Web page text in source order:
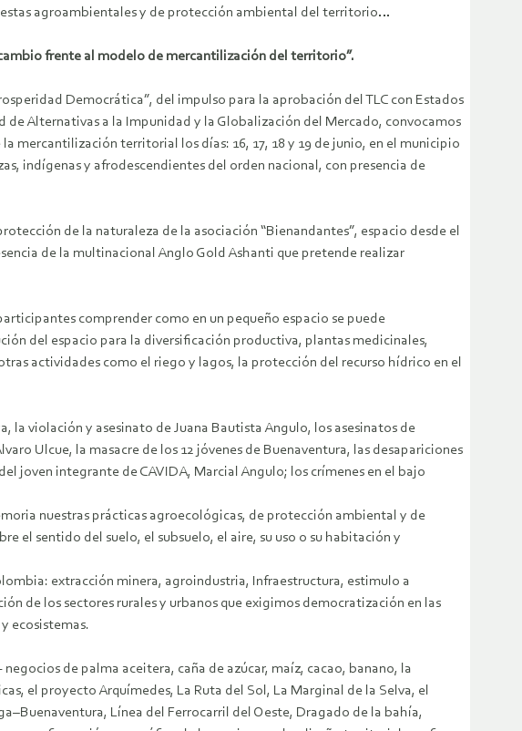
agroambientales y de protección ambiental del territorio…
frente al modelo de mercantilización del territorio”.
Democrática”, del impulso para la aprobación del TLC con Estados
de Alternativas a la Impunidad y la Globalización del Mercado, convocamos
mercantilización territorial los días: 16, 17, 18 y 19 de junio, en el municipio
indígenas y afrodescendientes del orden nacional, con presencia de
de la naturaleza de la asociación “Bienandantes”, espacio desde el
de la multinacional Anglo Gold Ashanti que pretende realizar
comprender como en un pequeño espacio se puede
del espacio para la diversificación productiva, plantas medicinales,
actividades como el riego y lagos, la protección del recurso hídrico en el
la violación y asesinato de Juana Bautista Angulo, los asesinatos de
Ulcue, la masacre de los 12 jóvenes de Buenaventura, las desapariciones
joven integrante de CAVIDA, Marcial Angulo; los crímenes en el bajo
nuestras prácticas agroecológicas, de protección ambiental y de
el sentido del suelo, el subsuelo, el aire, su uso o su habitación y
extracción minera, agroindustria, Infraestructura, estimulo a
de los sectores rurales y urbanos que exigimos democratización en las
ecosistemas.
de palma aceitera, caña de azúcar, maíz, cacao, banano, la
el proyecto Arquímedes, La Ruta del Sol, La Marginal de la Selva, el
Línea del Ferrocarril del Oeste, Dragado de la bahía,